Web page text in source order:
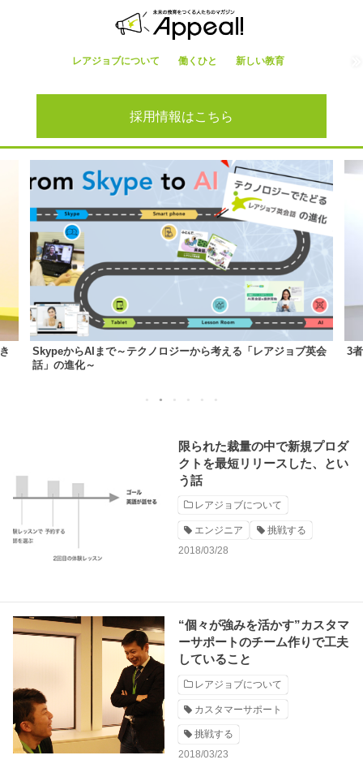
レアジョブについて 働くひと 新しい教育
採用情報はこちら
SkypeからAIまで～テクノロジーから考える「レアジョブ英会
話」の進化～
3
1 2 3 4 5 6
限られた裁量の中で新規プロダ
クトを最短リリースした、とい
う話
レアジョブについて
エンジニア
挑戦する
2018/03/28
“個々が強みを活かす”カスタマ
ーサポートのチーム作りで工夫
していること
レアジョブについて
カスタマーサポート
挑戦する
2018/03/23